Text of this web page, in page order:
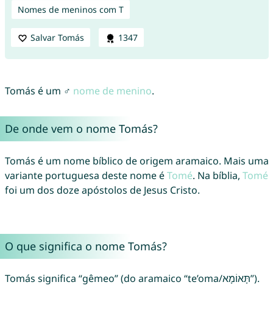
Nomes de meninos com T
Salvar Tomás 1347
Tomás é um ♂ nome de menino.
De onde vem o nome Tomás?
Tomás é um nome bíblico de origem aramaico. Mais uma
variante portuguesa deste nome éTomé. Na bíblia, Tomé
foi um dos doze apóstolos de Jesus Cristo.
O que significa o nome Tomás?
Tomás significa “gêmeo” (do aramaico “te’oma/תָּאוֹמָא”).